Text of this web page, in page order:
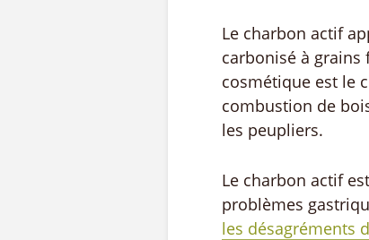
Le charbon actif
carbonisé à grains
cosmétique est le
combustion de
les peupliers.
Le charbon actif
problèmes
les désagréments